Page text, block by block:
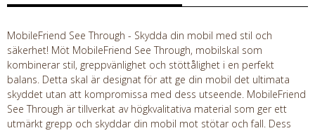
MobileFriend See Through - Skydda din mobil med stil och
säkerhet! Möt MobileFriend See Through, mobilskal som
kombinerar stil, greppvänlighet och stöttålighet i en perfekt
balans. Detta skal är designat för att ge din mobil det ultimata
skyddet utan att kompromissa med dess utseende. MobileFriend
See Through är tillverkat av högkvalitativa material som ger ett
utmärkt grepp och skyddar din mobil mot stötar och fall. Dess